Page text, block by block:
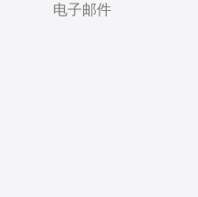
电子邮件